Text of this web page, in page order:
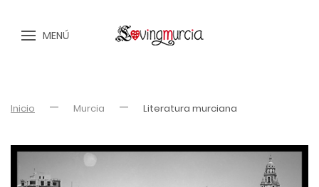
MENÚ
Inicio Murcia Literatura murciana